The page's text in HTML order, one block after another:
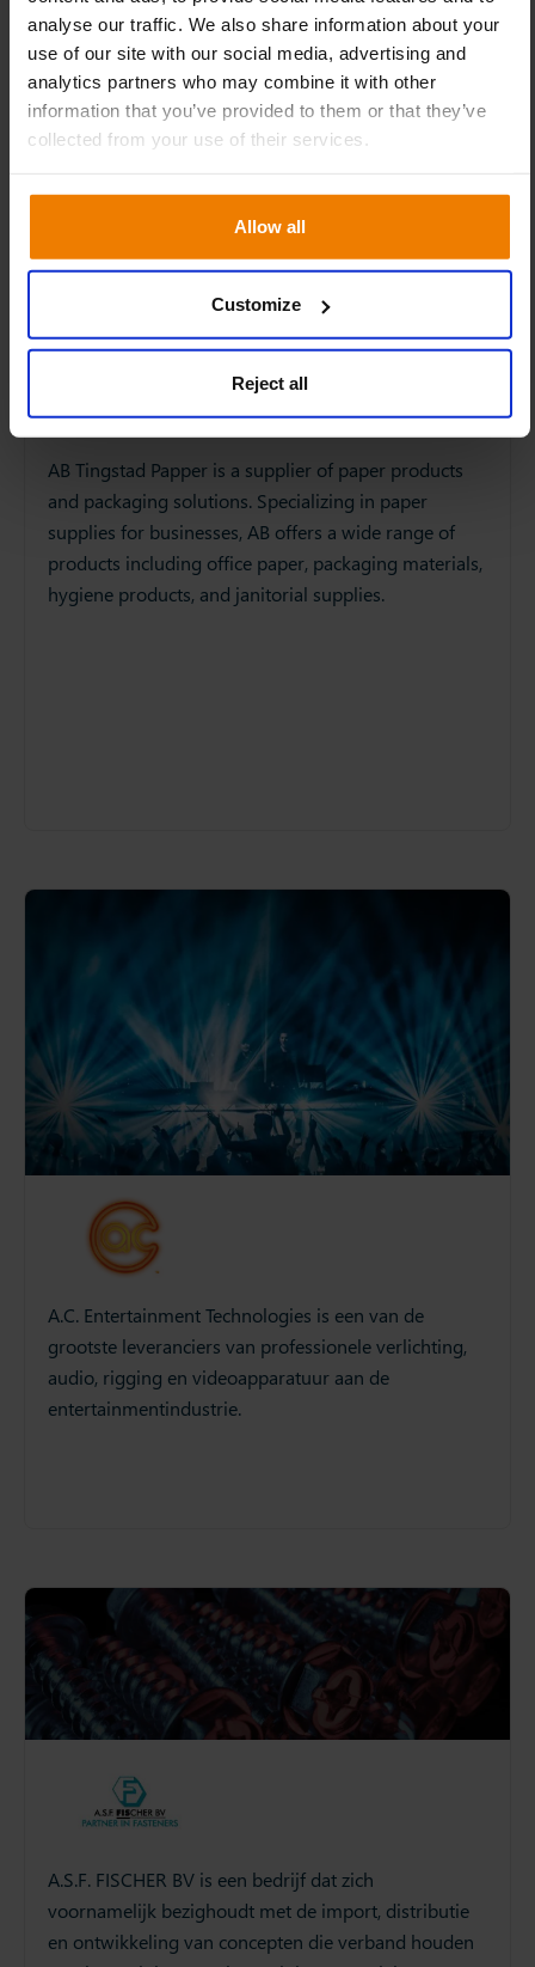
analyse our traffic. We also share information about your
use of our site with our social media, advertising and
analytics partners who may combine it with other
information that you’ve provided to them or that they’ve
collected from your use of their services.
Allow all
Customize
Reject all
AB Tingstad Papper is a supplier of paper products
and packaging solutions. Specializing in paper
supplies for businesses, AB offers a wide range of
products including office paper, packaging materials,
hygiene products, and janitorial supplies.
A.C. Entertainment Technologies is een van de
grootste leveranciers van professionele verlichting,
audio, rigging en videoapparatuur aan de
entertainmentindustrie.
A.S.F. FISCHER BV is een bedrijf dat zich
voornamelijk bezighoudt met de import, distributie
en ontwikkeling van concepten die verband houden